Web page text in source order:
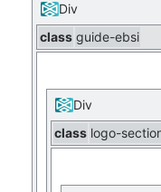
Div
class guide-ebsi
Div
class logo-